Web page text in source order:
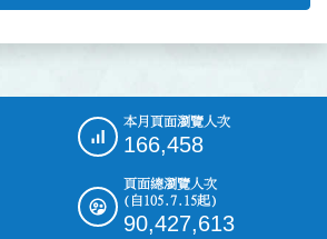
本月頁面瀏覽人次
166,458
頁面總瀏覽人次
(自105.7.15起)
90,427,613